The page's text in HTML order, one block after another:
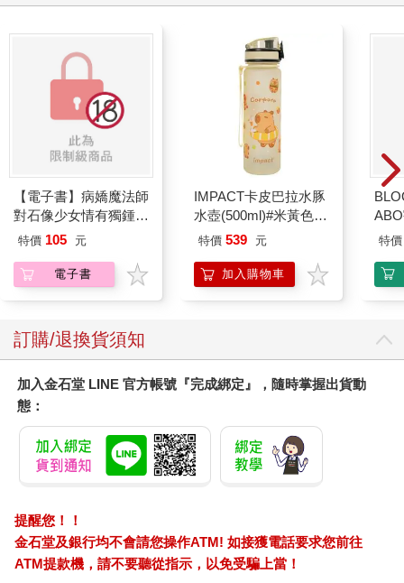
了，如果還活著的話，應該會跟他一起得獎。
康納曼是以色列的心理學家，在加州大學柏克萊分校取得博士學
位以後，大多時間都留在美國做研究。他在一九七九年發表了
「展望理論」，這個劃時代的理論，點出了「人類的決策並不理
性」的事實，也奠定了今日行為經濟學的理論基礎。
接下來登場的行為經濟學家是羅伯．席勒，他在二○一三年獲得諾
貝爾經濟學獎。席勒本來就是經濟學家，曾指出泡沫經濟是一種
「毫無由來的狂熱」。席勒的理論說明，傳統的經濟學只會計算
過去的數據，無法真正了解市場脈動。像股價變化，就跟「人類
的心理狀態」大有關聯。他的理論也符合行為經濟學的定義。
下一位靠行為經濟學獲得諾貝爾經濟學獎的，是理查．塞勒，他
納曼的「展望理論」應用在經濟學領域，開拓了行為經濟學的範
疇。當然，很多學者也發表過類似的論文，但塞勒會成為代表性
界，成為人盡皆知的一門學問。
前，我還在念博士課程的時候，這門學問還不叫行為經濟學，當
時稱為「判斷與決策理論」。康納曼一九九一年出版的學術論文
也寫道，他和特沃斯基從一九六九年開始研究「判斷與決策理
論」。
沒想到，到了二○一○年，「行為經濟學」很快就受到了世人的矚
►傳統經濟學無法闡明「人類的行為」
「行為經濟學之父」康納曼和特沃斯基，他們的專業是心理學。
席勒和塞勒的專業是經濟學。
從這兩點看得出來，行為經濟學是「經濟學」和「心理學」結合
【電子書】病嬌魔法師
對石像少女情有獨鍾
——魔女融化在愛徒的
特價 105 元
電子書
IMPACT卡皮巴拉水豚
水壺(500ml)#米黃色
IM00B18YL
特價 539 元
加入購物車
特價
訂購/退換貨須知
加入金石堂 LINE 官方帳號『完成綁定』，隨時掌握出貨動
態：
提醒您！！
金石堂及銀行均不會請您操作ATM! 如接獲電話要求您前往
ATM提款機，請不要聽從指示，以免受騙上當！